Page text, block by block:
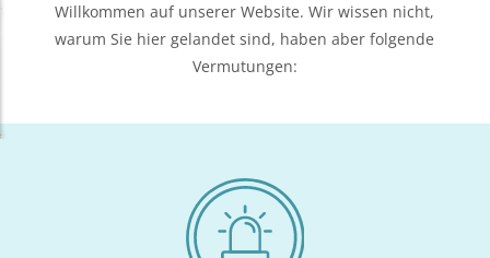
Will­kom­men auf unse­rer Web­site. Wir wis­sen nicht,
war­um Sie hier gelan­det sind, haben aber fol­gen­de
Vermutungen: